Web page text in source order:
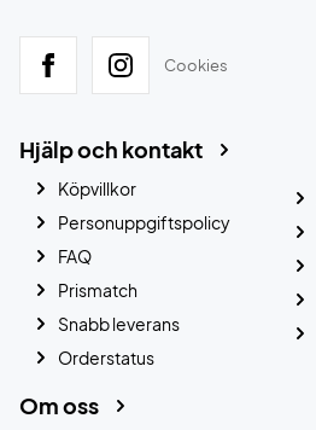
Cookies
Hjälp och kontakt
Köpvillkor
Personuppgiftspolicy
FAQ
Prismatch
Snabb leverans
Orderstatus
Om oss